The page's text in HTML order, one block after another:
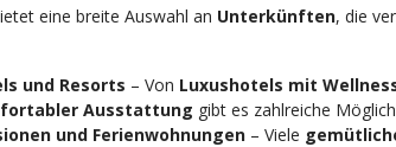
eine breite Auswahl an Unterkünften, die
und Resorts – Von Luxushotels mit
Ausstattung gibt es zahlreiche
und Ferienwohnungen– Viele